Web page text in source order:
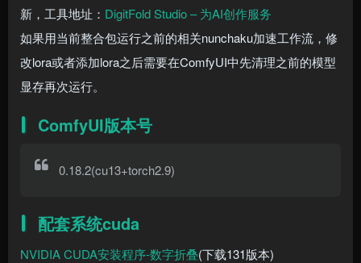
新，工具地址： DigitFold Studio – 为AI创作服务
如果用当前整合包运行之前的相关nunchaku加速工作流，修
改lora或者添加lora之后需要在ComfyUI中先清理之前的模型
显存再次运行。
ComfyUI版本号
0.18.2(cu13+torch2.9)
配套系统cuda
NVIDIA CUDA安装程序-数字折叠(下载131版本)